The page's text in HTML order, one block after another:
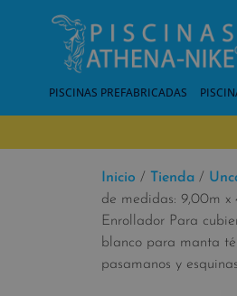
PISCINAS PREFABRICADAS
Inicio / Tienda /
de medidas: 9,00m x
Enrollador Para
blanco para manta
pasamanos y